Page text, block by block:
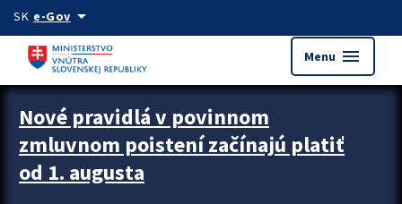
Preskocit na hlavný obsah
SK e-Govarrow_drop_down
Menu menu
Zastavit automatický posun upútavok
Nové pravidlá v povinnom
zmluvnom poistení začínajú platiť
od 1. augusta